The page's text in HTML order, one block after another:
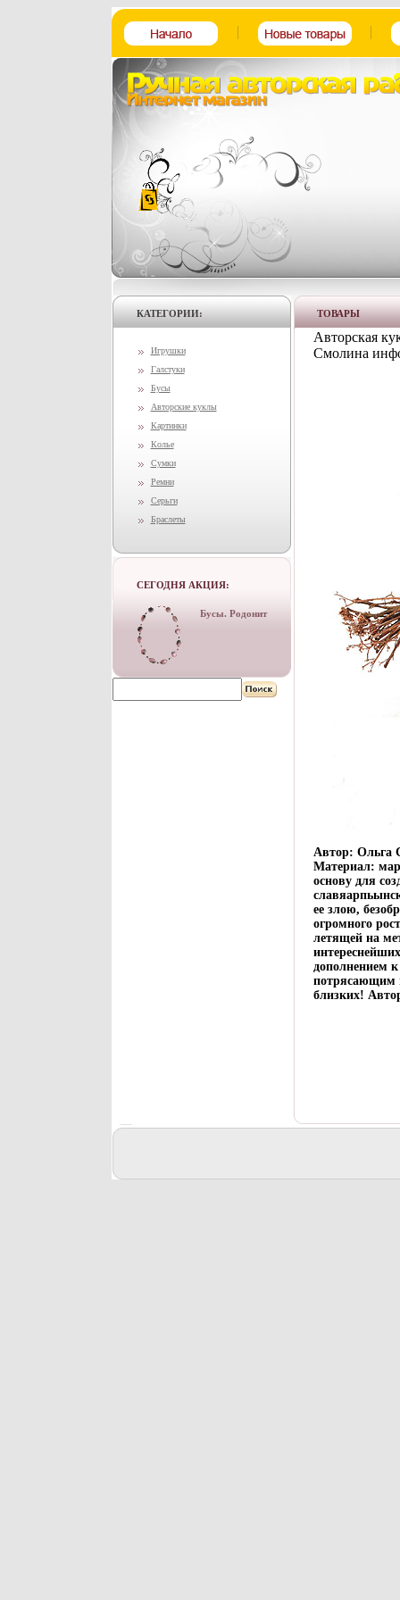
КАТЕГОРИИ:
Игрушки
Галстуки
Бусы
Авторские куклы
Картинки
Колье
Сумки
Ремни
Серьги
Браслеты
СЕГОДНЯ АКЦИЯ:
Бусы. Родонит
ТОВАРЫ
Авторская
Смолина
Автор: Ольга
Материал:
основу для
ее злою,
огромного
летящей на
дополнением
потрясающим
близких!